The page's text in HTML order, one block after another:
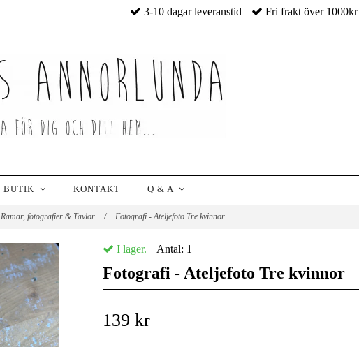
3-10 dagar leveranstid Fri frakt över 1000kr
BUTIK KONTAKT Q & A
Ramar, fotografier & Tavlor / Fotografi - Ateljefoto Tre kvinnor
I lager. Antal: 1
Fotografi - Ateljefoto Tre kvinnor
139 kr